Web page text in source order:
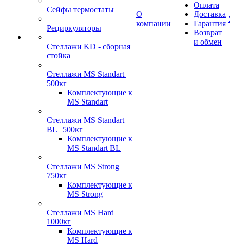
Сейфы термостаты
Рециркуляторы
Стеллажи KD - сборная
стойка
Стеллажи MS Standart |
500кг
Комплектующие к
MS Standart
Стеллажи MS Standart
BL | 500кг
Комплектующие к
MS Standart BL
Стеллажи MS Strong |
750кг
Комплектующие к
MS Strong
Стеллажи MS Hard |
1000кг
Комплектующие к
MS Hard
О
компании
Оплата
Доставка
Гарантия
Возврат
и обмен